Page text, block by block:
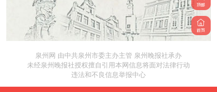
泉州网 由中共泉州市委主办主管 泉州晚报社承办
未经泉州晚报社授权擅自引用本网信息将面对法律行动
违法和不良信息举报中心